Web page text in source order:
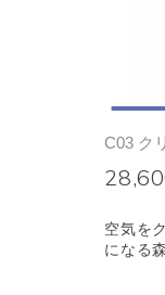
C03 ク
空気を
になる